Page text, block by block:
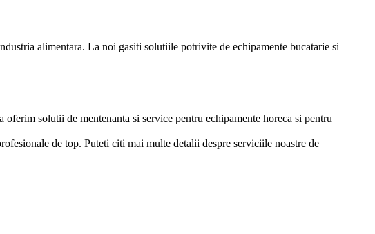
alimentara. La noi gasiti solutiile potrivite de echipamente bucatarie si
solutii de mentenanta si service pentru echipamente horeca si pentru
de top. Puteti citi mai multe detalii despre serviciile noastre de